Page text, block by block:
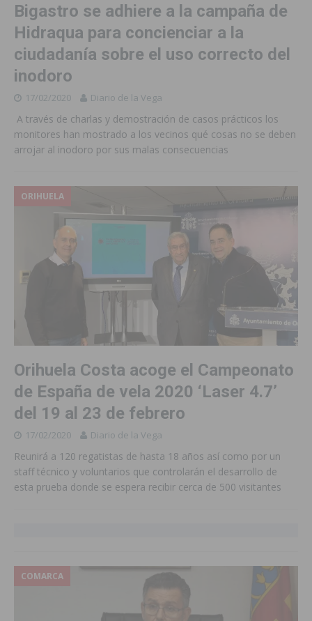
Bigastro se adhiere a la campaña de
Hidraqua para concienciar a la
ciudadanía sobre el uso correcto del
inodoro
17/02/2020 Diario de la Vega
A través de charlas y demostración de casos prácticos los
monitores han mostrado a los vecinos qué cosas no se deben
arrojar al inodoro por sus malas consecuencias
ORIHUELA
Orihuela Costa acoge el Campeonato
de España de vela 2020 ‘Laser 4.7’
del 19 al 23 de febrero
17/02/2020 Diario de la Vega
Reunirá a 120 regatistas de hasta 18 años así como por un
staff técnico y voluntarios que controlarán el desarrollo de
esta prueba donde se espera recibir cerca de 500 visitantes
COMARCA